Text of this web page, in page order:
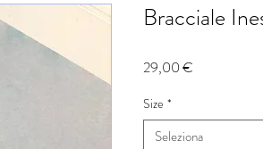
Bracciale
29,00 €
Size *
Seleziona